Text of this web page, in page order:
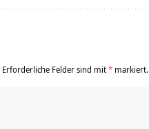
Erforderliche Felder sind mit* markiert.